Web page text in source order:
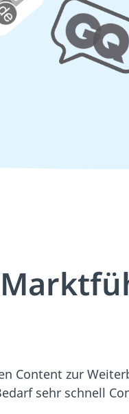
Content zur
sehr schnell